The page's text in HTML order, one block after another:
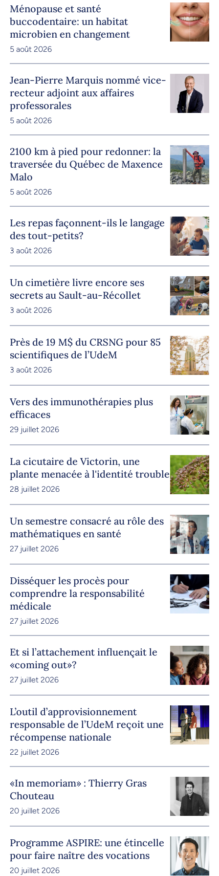
Ménopause et santé
buccodentaire: un habitat
microbien en changement
5 août 2026
Jean-Pierre Marquis nommé vice-
recteur adjoint aux affaires
professorales
5 août 2026
2100 km à pied pour redonner: la
traversée du Québec de Maxence
Malo
5 août 2026
Les repas façonnent-ils le langage
des tout-petits?
3 août 2026
Un cimetière livre encore ses
secrets au Sault-au-Récollet
3 août 2026
Près de 19 M$ du CRSNG pour 85
scientifiques de l’UdeM
3 août 2026
Vers des immunothérapies plus
efficaces
29 juillet 2026
La cicutaire de Victorin, une
plante menacée à l'identité trouble
28 juillet 2026
Un semestre consacré au rôle des
mathématiques en santé
27 juillet 2026
Disséquer les procès pour
comprendre la responsabilité
médicale
27 juillet 2026
Et si l’attachement influençait le
«coming out»?
27 juillet 2026
L’outil d’approvisionnement
responsable de l’UdeM reçoit une
récompense nationale
22 juillet 2026
«In memoriam» : Thierry Gras
Chouteau
20 juillet 2026
Programme ASPIRE: une étincelle
pour faire naître des vocations
20 juillet 2026